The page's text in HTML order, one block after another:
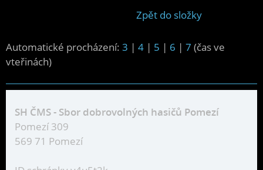
Zpět do složky
Automatické procházení: 3 | 4 | 5 | 6 | 7 (čas ve
vteřinách)
SH ČMS - Sbor dobrovolných hasičů Pomezí
Pomezí 309
569 71 Pomezí